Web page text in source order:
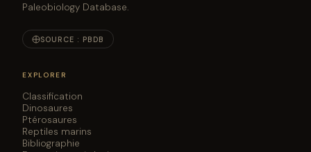
Paleobiology Database.
SOURCE : PBDB
EXPLORER
Classification
Dinosaures
Ptérosaures
Reptiles marins
Bibliographie